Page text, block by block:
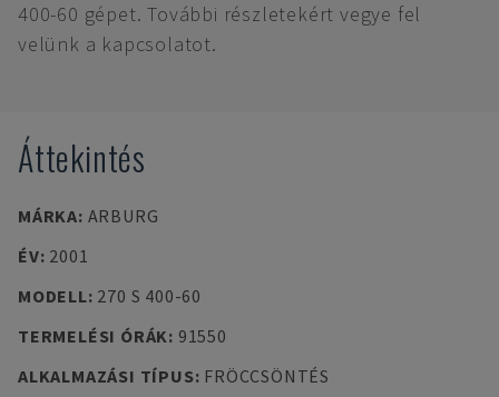
400-60 gépet. További részletekért vegye fel
velünk a kapcsolatot.
Áttekintés
MÁRKA: ARBURG
ÉV: 2001
MODELL: 270 S 400-60
TERMELÉSI ÓRÁK: 91550
ALKALMAZÁSI TÍPUS: FRÖCCSÖNTÉS